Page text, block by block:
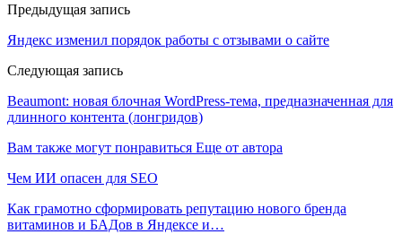
Предыдущая запись
Яндекс изменил порядок работы с отзывами о сайте
Следующая запись
Beaumont: новая блочная WordPress-тема, предназначенная для
длинного контента (лонгридов)
Вам также могут понравиться Еще от автора
Чем ИИ опасен для SEO
Как грамотно сформировать репутацию нового бренда
витаминов и БАДов в Яндексе и…